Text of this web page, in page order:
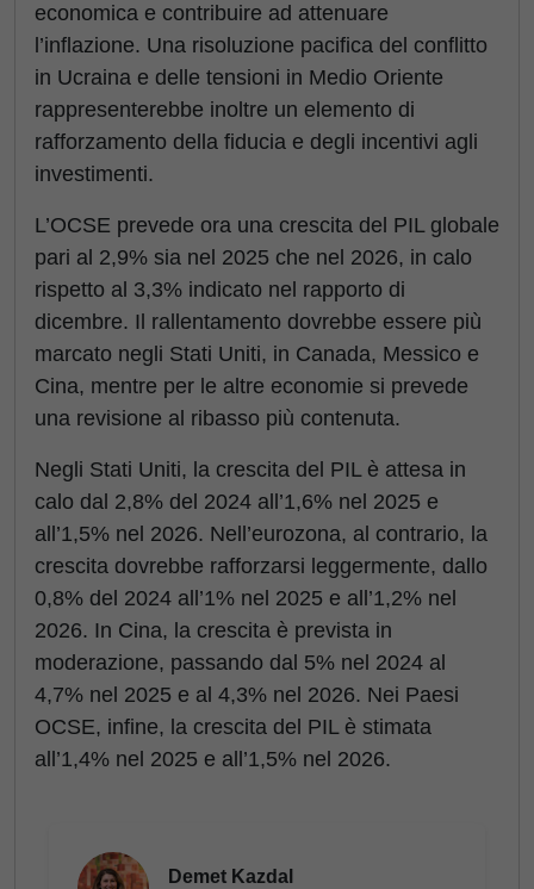
economica e contribuire ad attenuare
l’inflazione. Una risoluzione pacifica del conflitto
in Ucraina e delle tensioni in Medio Oriente
rappresenterebbe inoltre un elemento di
rafforzamento della fiducia e degli incentivi agli
investimenti.
L’OCSE prevede ora una crescita del PIL globale
pari al 2,9% sia nel 2025 che nel 2026, in calo
rispetto al 3,3% indicato nel rapporto di
dicembre. Il rallentamento dovrebbe essere più
marcato negli Stati Uniti, in Canada, Messico e
Cina, mentre per le altre economie si prevede
una revisione al ribasso più contenuta.
Negli Stati Uniti, la crescita del PIL è attesa in
calo dal 2,8% del 2024 all’1,6% nel 2025 e
all’1,5% nel 2026. Nell’eurozona, al contrario, la
crescita dovrebbe rafforzarsi leggermente, dallo
0,8% del 2024 all’1% nel 2025 e all’1,2% nel
2026. In Cina, la crescita è prevista in
moderazione, passando dal 5% nel 2024 al
4,7% nel 2025 e al 4,3% nel 2026. Nei Paesi
OCSE, infine, la crescita del PIL è stimata
all’1,4% nel 2025 e all’1,5% nel 2026.
Demet Kazdal